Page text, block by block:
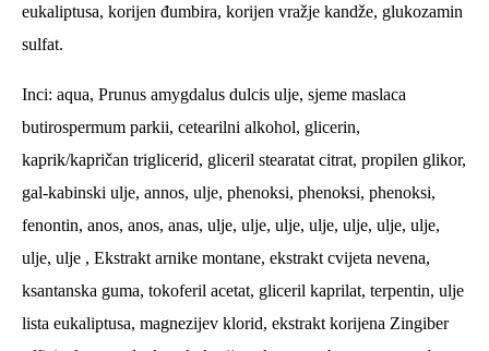
eukaliptusa, korijen đumbira, korijen vražje kandže, glukozamin
sulfat.
Inci: aqua, Prunus amygdalus dulcis ulje, sjeme maslaca
butirospermum parkii, cetearilni alkohol, glicerin,
kaprik/kapričan triglicerid, gliceril stearatat citrat, propilen glikor,
gal-kabinski ulje, annos, ulje, phenoksi, phenoksi, phenoksi,
fenontin, anos, anos, anas, ulje, ulje, ulje, ulje, ulje, ulje, ulje,
ulje, ulje , Ekstrakt arnike montane, ekstrakt cvijeta nevena,
ksantanska guma, tokoferil acetat, gliceril kaprilat, terpentin, ulje
lista eukaliptusa, magnezijev klorid, ekstrakt korijena Zingiber